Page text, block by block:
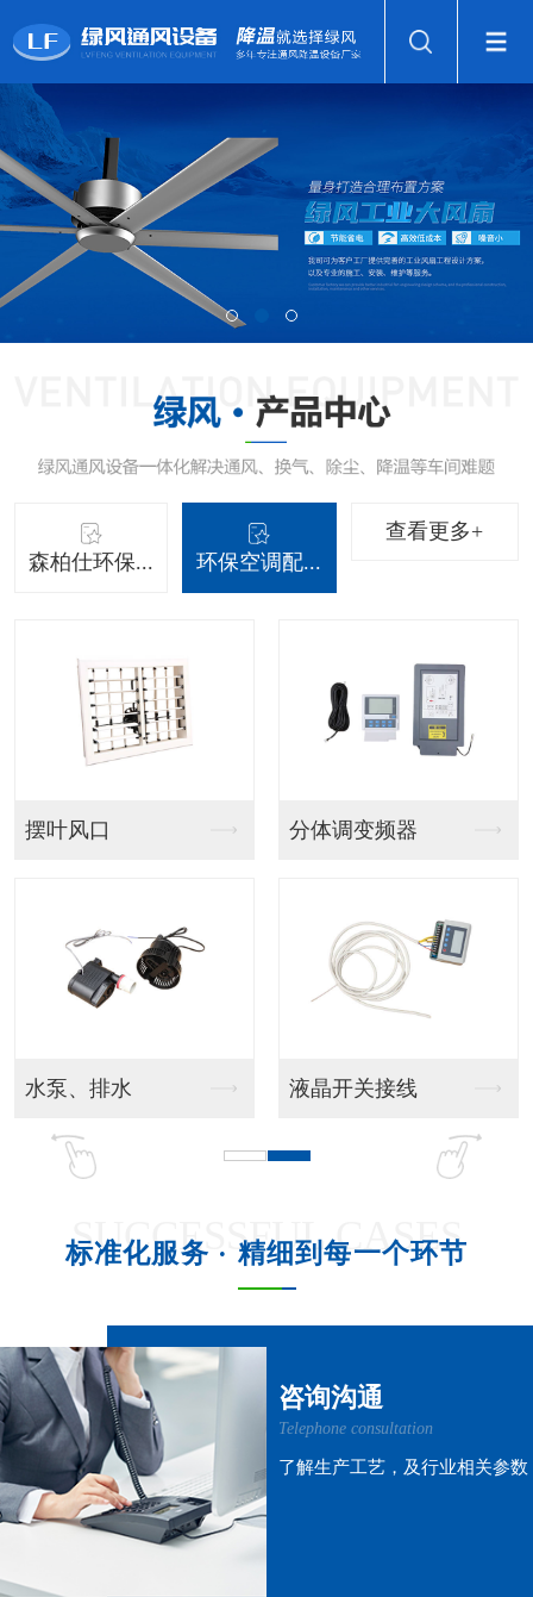
森柏仕环保... 环保空调配...
查看更多+
吊挂射流款 吊挂百叶窗款
吊挂风管机 吊柜射流款
吊柜窗式款
SUCCESSFUL CASES
标准化服务 · 精细到每一个环节
咨询沟通
Telephone consultation
了解生产工艺，及行业相关参数